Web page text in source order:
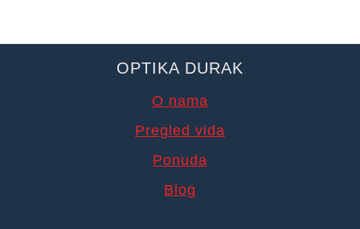
OPTIKA DURAK
O nama
Pregled vida
Ponuda
Blog